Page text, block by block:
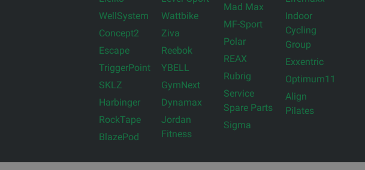
WellSystem
Concept2
Escape
TriggerPoint
SKLZ
Harbinger
RockTape
BlazePod
Wattbike
Ziva
Reebok
YBELL
GymNext
Dynamax
Jordan
Fitness
Mad Max
MF-Sport
Polar
REAX
Rubrig
Service
Spare Parts
Sigma
Indoor
Cycling
Group
Exxentric
Optimum11
Align
Pilates